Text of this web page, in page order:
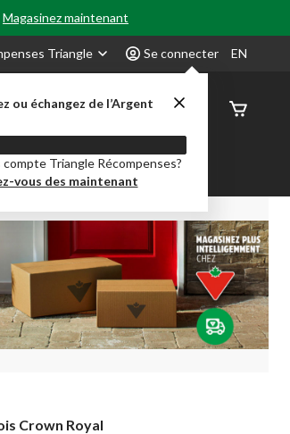
Magasinez maintenant
Triangle Se connecter
ou échangez de l’Argent
compte Triangle Récompenses?
vous des maintenant
EN
État de
Party City Centre-auto
Crown Royal